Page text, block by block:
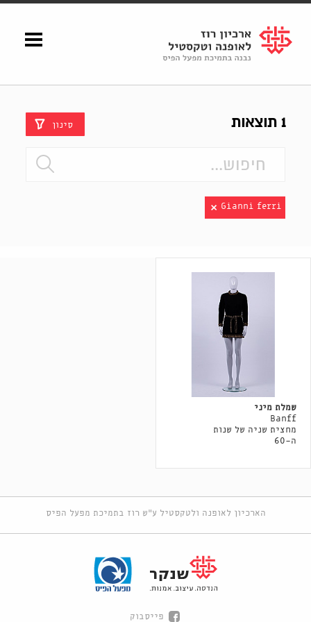
Shenkar
Logo
1 תוצאות סינון
Gianni ferri
שמלת מיני
Banff
מחצית שניה של שנות
ה-60
הארכיון לאופנה ולטקסטיל ע"ש רוז בתמיכת מפעל הפיס
פייסבוק